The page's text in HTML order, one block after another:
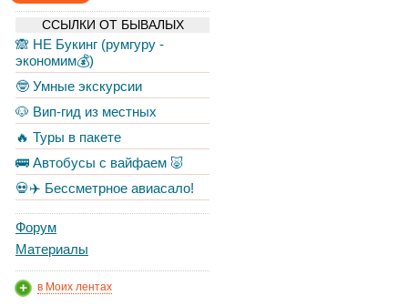
ССЫЛКИ ОТ БЫВАЛЫХ
🙈 НЕ Букинг (румгуру -
экономим💰)
🤓 Умные экскурсии
🐶 Вип-гид из местных
🔥 Туры в пакете
🚌 Автобусы с вайфаем 🐷
💀✈️ Бессметрное авиасало!
Форум
Материалы
в Моих лентах